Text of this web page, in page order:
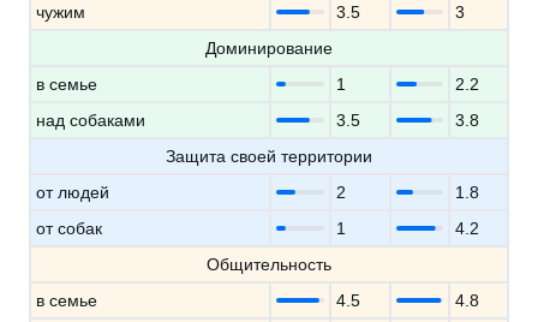
чужим
3.5
3
Доминирование
в семье
1
2.2
над собаками
3.5
3.8
Защита своей территории
от людей
2
1.8
от собак
1
4.2
Общительность
в семье
4.5
4.8